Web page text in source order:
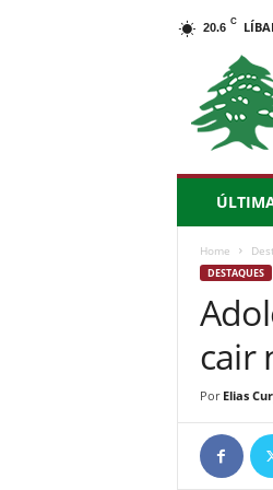
20.6 C
o
Home
DESTAQUES
cair
Por Elias